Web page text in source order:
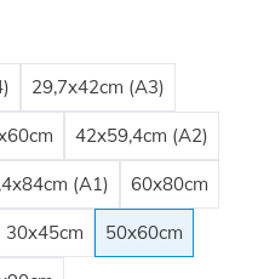
29,7x42cm (A3)
42x59,4cm (A2)
(A1) 60x80cm
30x45cm 50x60cm